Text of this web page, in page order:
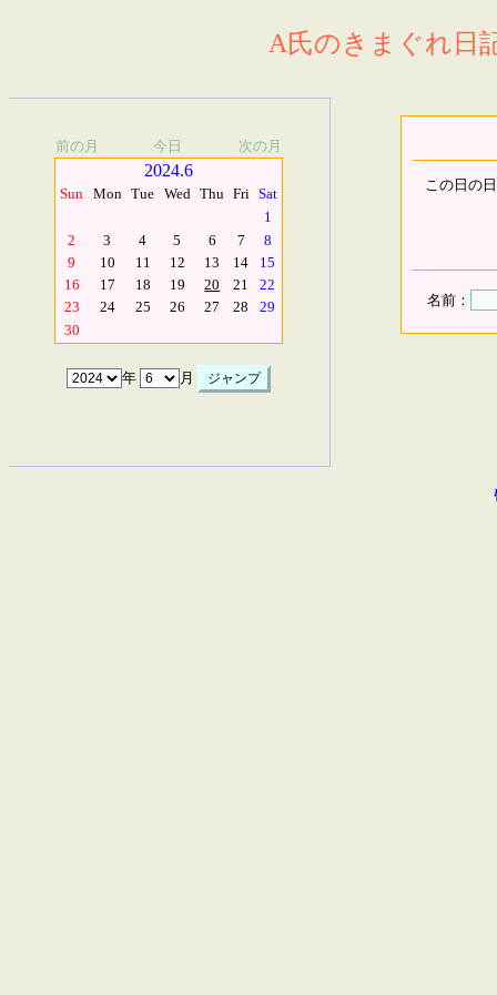
A氏のきまぐれ日
前の月 今日 次の月
2024.6
Sun Mon Tue Wed Thu Fri Sat
1
2
3 4 5 6 7
8
9
10 11 12 13 14
15
16
17 18 19 20 21
22
23
24 25 26 27 28
29
30
年 月
この日の
名前：